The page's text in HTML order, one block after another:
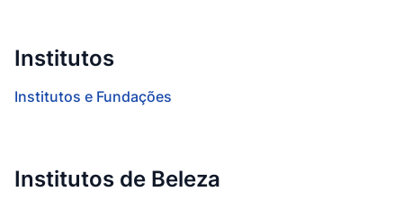
Institutos
Institutos e Fundações
Institutos de Beleza